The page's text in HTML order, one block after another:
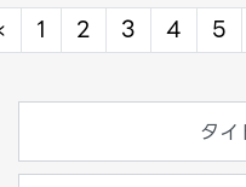
Previous
1 2 3 4 5